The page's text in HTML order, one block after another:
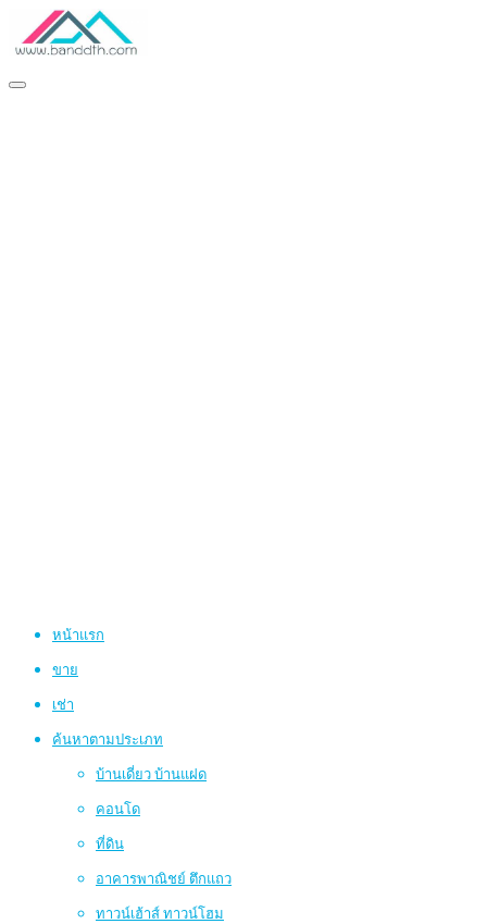
หน้าแรก
ขาย
เช่า
ค้นหาตามประเภท
บ้านเดี่ยว บ้านแฝด
คอนโด
ที่ดิน
อาคารพาณิชย์ ตึกแถว
ทาวน์เฮ้าส์ ทาวน์โฮม